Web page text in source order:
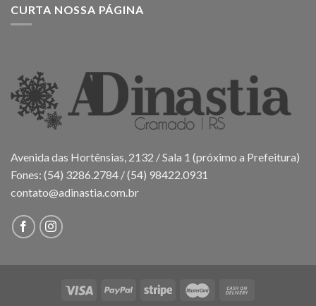
CURTA NOSSA PÁGINA
Avenida das Hortênsias, 2132 / Sala 1 (próximo a Prefeitura)
Fones: (54) 3286.2784 / (54) 98422.0931
contato@adinastia.com.br